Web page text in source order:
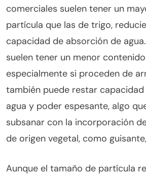
comerciales suelen tener un
partícula que las de trigo,
capacidad de absorción de
suelen tener un menor
especialmente si proceden de
también puede restar
agua y poder espesante, algo
subsanar con la incorporación
de origen vegetal, como
Aunque el tamaño de partícula